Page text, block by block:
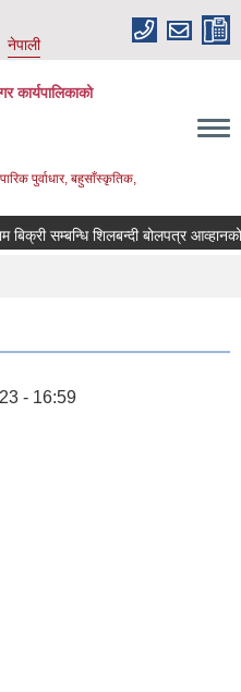
नेपाली
कार्यपालिकाको
पुर्वाधार, बहुसाँस्कृतिक,
लिलाम बिक्री सम्बन्धि शिलबन्दी
- 16:59